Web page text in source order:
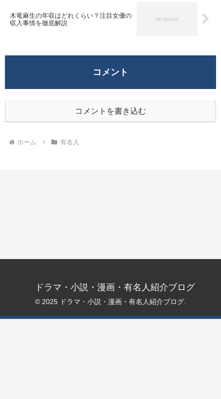
木竜麻生の年収はどれくらい？注目女優の
収入事情を徹底解説
コメント
コメントを書き込む
ホーム 有名人
ドラマ・小説・漫画・有名人紹介ブログ
© 2025 ドラマ・小説・漫画・有名人紹介ブログ.